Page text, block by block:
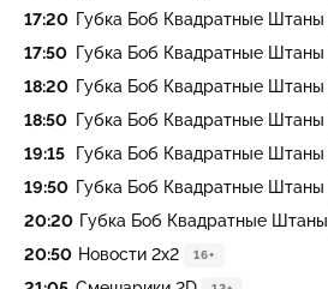
17:20 Губка Боб Квадратные Штаны
17:50 Губка Боб Квадратные Штаны
18:20 Губка Боб Квадратные Штаны
18:50 Губка Боб Квадратные Штаны
19:15 Губка Боб Квадратные Штаны
19:50 Губка Боб Квадратные Штаны
20:20 Губка Боб Квадратные Штаны
20:50 Новости 2х2 16+